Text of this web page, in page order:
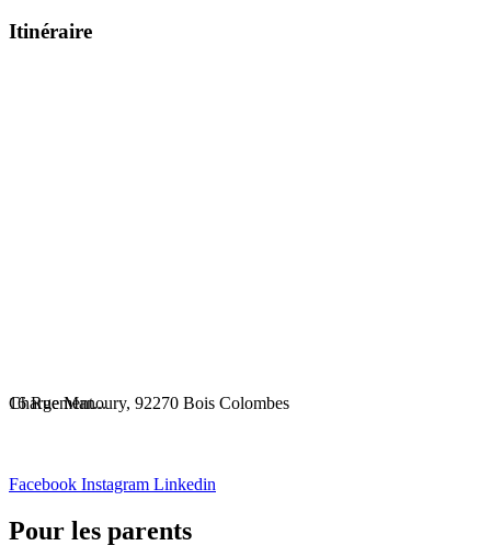
Itinéraire
Chargement...
16 Rue Manoury, 92270 Bois Colombes
Facebook Instagram Linkedin
Pour les parents